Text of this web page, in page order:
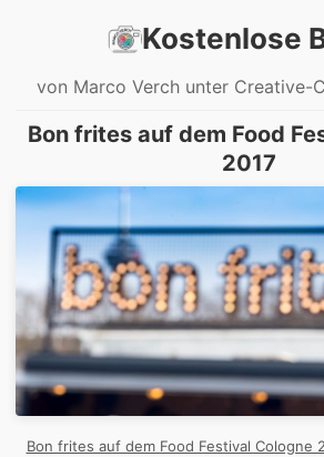
Kostenlose
von Marco Verch unter Creative-
Bon frites auf dem Food
2017
Bon frites auf dem Food Festival Cologne